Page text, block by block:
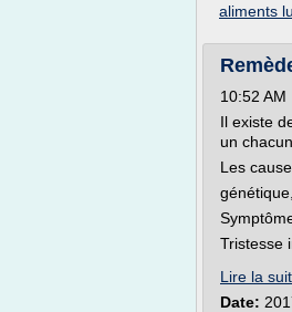
aliments
10:52
Il existe
un chacun.
Les
Tristesse
Lire la
Date: